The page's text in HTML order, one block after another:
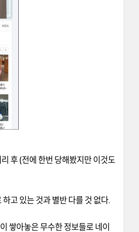
후 (전에 한번 당해봤지만 이것도
고 있는 것과 별반 다를 것 없다
쌓아놓은 무수한 정보들로 네이